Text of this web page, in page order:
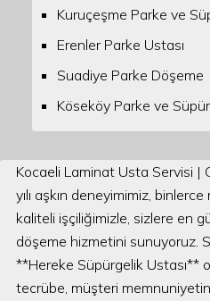
Kuruçeşme Parke ve
Erenler Parke Ustası
Suadiye Parke Döşeme
Köseköy Parke ve
Kocaeli Laminat Usta Servisi |
yılı aşkın deneyimimiz,
kaliteli işçiliğimizle, sizlere en
döşeme hizmetini sunuyoruz.
**Hereke Süpürgelik Ustası**
tecrübe, müşteri